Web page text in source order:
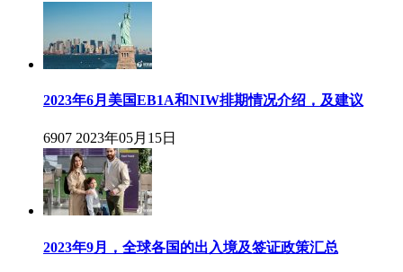
2023年6月美国EB1A和NIW排期情况介绍，及建议
6907 2023年05月15日
2023年9月，全球各国的出入境及签证政策汇总